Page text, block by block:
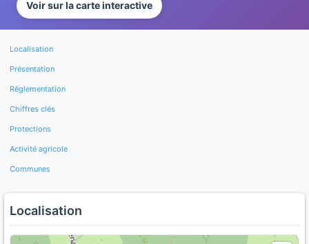
Voir sur la carte interactive
Localisation
Présentation
Réglementation
Chiffres clés
Protections
Activité agricole
Communes
Localisation